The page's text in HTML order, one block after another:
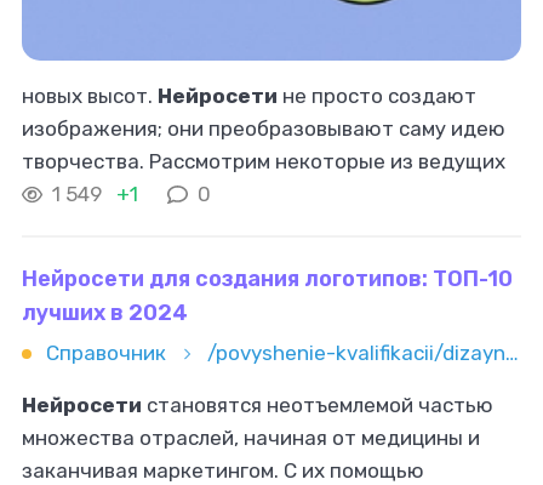
новых высот. Нейросети не просто создают
изображения; они преобразовывают саму идею
творчества. Рассмотрим некоторые из ведущих
нейросетей
в этой области. DALL-E Первая
1 549 +1 0
Нейросети для создания логотипов: ТОП-10
лучших в 2024
Справочник /povyshenie-kvalifikacii/dizayn/neyroseti-dlya-sozdaniya-logotipov-top-10-luchshih-v-2024
Нейросети становятся неотъемлемой частью
множества отраслей, начиная от медицины и
заканчивая маркетингом. С их помощью